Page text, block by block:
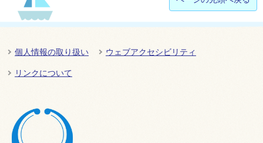
個人情報の取り扱い ウェブアクセシビリティ
リンクについて